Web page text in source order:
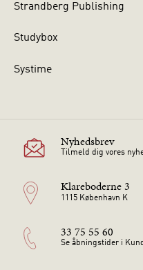
Strandberg Publishing
Studybox
Systime
Nyhedsbrev
Tilmeld dig vores
Klareboderne 3
1115 København K
33 75 55 60
Se åbningstider i